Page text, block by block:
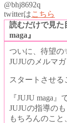
@bhj8692q
twitterはこちら
読むだけで見た
maga』
ついに、待望の
JUJUのメルマガ
スタートさせる
『JUJU maga』
JUJUの指導のも
もちろんのこと